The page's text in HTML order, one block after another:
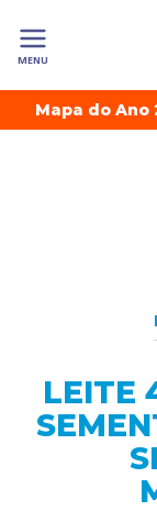
MENU
Mapa do Ano
LEITE